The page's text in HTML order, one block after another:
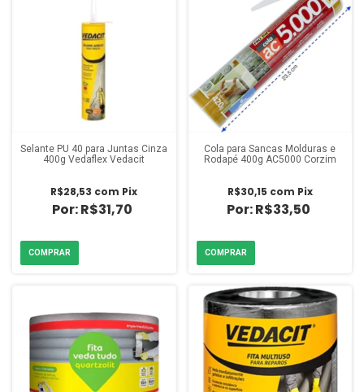
Selante PU 40 para Juntas Cinza
400g Vedaflex Vedacit
R$31,70
R$28,53 com Pix
Cola para Sancas Molduras e
Rodapé 400g AC5000 Corzim
R$33,50
R$30,15 com Pix